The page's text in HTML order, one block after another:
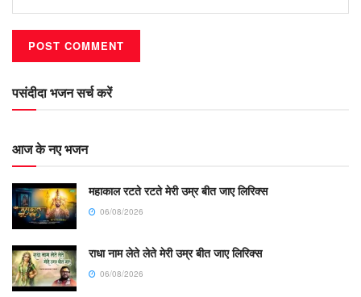
पसंदीदा भजन सर्च करें
आज के नए भजन
महाकाल रटते रटते मेरी उम्र बीत जाए लिरिक्स
06/08/2026
राधा नाम लेते लेते मेरी उम्र बीत जाए लिरिक्स
06/08/2026